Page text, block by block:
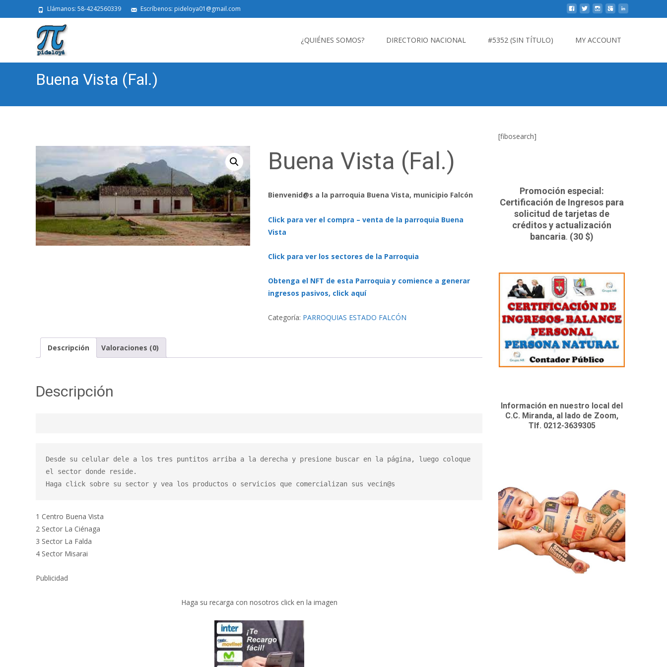
Llámanos: 58-4242560339 Escríbenos: pideloya01@gmail.com
¿QUIÉNES SOMOS? DIRECTORIO NACIONAL #5352 (SIN TÍTULO) MY ACCOUNT
Buena Vista (Fal.)
Buena Vista (Fal.)
Bienvenid@s a la parroquia Buena Vista, municipio Falcón
Click para ver el compra – venta de la parroquia Buena
Vista
Click para ver los sectores de la Parroquia
Obtenga el NFT de esta Parroquia y comience a generar
ingresos pasivos, click aquí
Categoría: PARROQUIAS ESTADO FALCÓN
Descripción Valoraciones (0)
Descripción
Desde su celular dele a los tres puntitos arriba a la derecha y presione buscar en la página, luego coloque
el sector donde reside.
Haga click sobre su sector y vea los productos o servicios que comercializan sus vecin@s
1 Centro Buena Vista
2 Sector La Ciénaga
3 Sector La Falda
4 Sector Misarai
Publicidad
Haga su recarga con nosotros click en la imagen
[fibosearch]
Promoción especial:
Certificación de Ingresos para
solicitud de tarjetas de
créditos y actualización
bancaria. (30 $)
Información en nuestro local del
C.C. Miranda, al lado de Zoom,
Tlf. 0212-3639305